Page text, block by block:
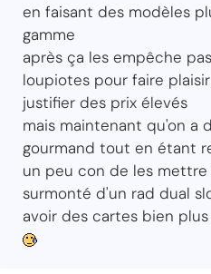
en faisant des modèles
gamme
après ça les empêche
loupiotes pour faire
justifier des prix élevés
mais maintenant qu'on a
gourmand tout en étant
un peu con de les
surmonté d'un rad dual
avoir des cartes bien